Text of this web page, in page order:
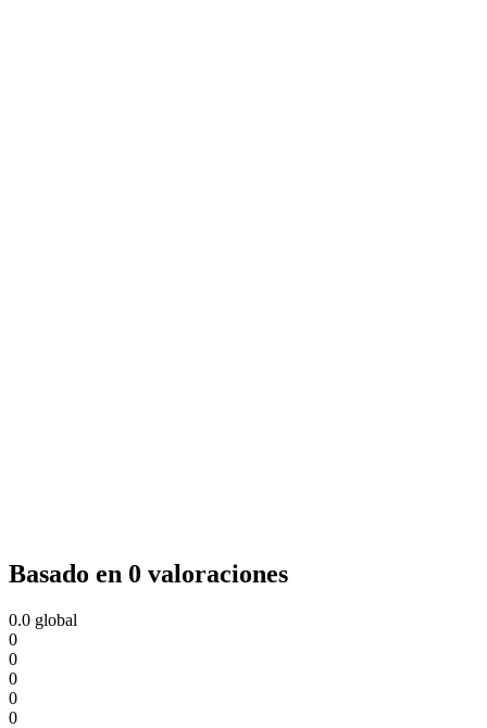
Basado en 0 valoraciones
0.0 global
0
0
0
0
0